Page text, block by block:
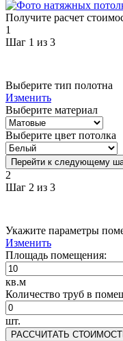
Получите расчет
1
Шаг 1 из 3
Выберите тип полотна
Изменить
Выберите материал
Выберите цвет потолка
Перейти к следующему
2
Шаг 2 из 3
Укажите параметры
Изменить
Площадь помещения:
кв.м
Количество труб в
шт.
РАССЧИТАТЬ